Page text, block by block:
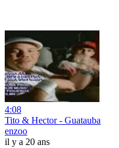
4:08
Tito & Hector - Guatauba
enzoo
il y a 20 ans